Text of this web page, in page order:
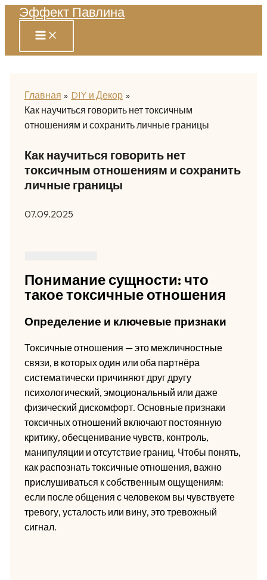
Перейти
содержимому
Эффект Павлина
Главная
DIY и Декор
Как научиться говорить нет токсичным
отношениям и сохранить личные границы
Как научиться говорить нет
токсичным отношениям и сохранить
личные границы
07.09.2025
Понимание сущности: что
такое токсичные отношения
Определение и ключевые признаки
Токсичные отношения — это межличностные
связи, в которых один или оба партнёра
систематически причиняют друг другу
психологический, эмоциональный или даже
физический дискомфорт. Основные признаки
токсичных отношений включают постоянную
критику, обесценивание чувств, контроль,
манипуляции и отсутствие границ. Чтобы понять,
как распознать токсичные отношения, важно
прислушиваться к собственным ощущениям:
если после общения с человеком вы чувствуете
тревогу, усталость или вину, это тревожный
сигнал.